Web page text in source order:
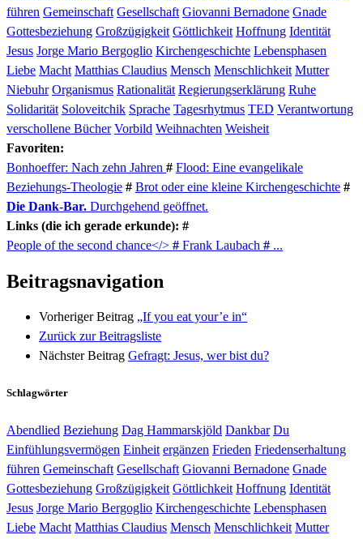
führen Gemeinschaft Gesellschaft Giovanni Bernadone Gnade
Gottesbeziehung Großzügigkeit Göttlichkeit Hoffnung Identität
Jesus Jorge Mario Bergoglio Kirchengeschichte Lebensphasen
Liebe Macht Matthias Claudius Mensch Menschlichkeit Mutter
Niebuhr Organismus Rationalität Regierungserklärung Ruhe
Solidarität Soloveitchik Sprache Tagesrhytmus TED Verantwortung
verschollene Bücher Vorbild Weihnachten Weisheit
Favoriten:
Bonhoeffer: Nach zehn Jahren # Flood: Eine evangelikale
Beziehungs-Theologie # Brot oder eine kleine Kirchengeschichte #
Die Dank-Bar. Durchgehend geöffnet.
Links (die ich gerade erkunde): #
People of the second chance</> # Frank Laubach # ...
Beitragsnavigation
Vorheriger Beitrag „If you eat your’e in“
Zurück zur Beitragsliste
Nächster Beitrag Gefragt: Jesus, wer bist du?
Schlagwörter
Abendlied Beziehung Dag Hammarskjöld Dankbar Du
Einfühlungsvermögen Einheit ergänzen Frieden Friedenserhaltung
führen Gemeinschaft Gesellschaft Giovanni Bernadone Gnade
Gottesbeziehung Großzügigkeit Göttlichkeit Hoffnung Identität
Jesus Jorge Mario Bergoglio Kirchengeschichte Lebensphasen
Liebe Macht Matthias Claudius Mensch Menschlichkeit Mutter